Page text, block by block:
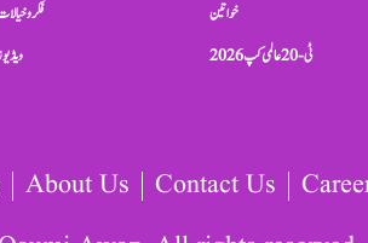
فکر و
خواتین
ٹی-20 عالمی کپ 2026
About Us Contact Us